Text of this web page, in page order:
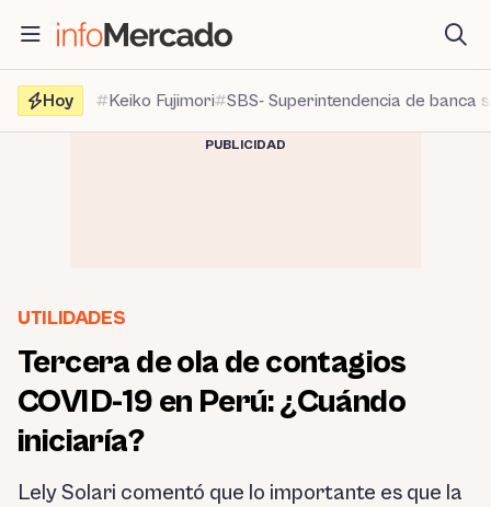
contenido
Hoy
Keiko Fujimori SBS- Superintendencia de banca
PUBLICIDAD
UTILIDADES
Tercera de ola de contagios
COVID-19 en Perú: ¿Cuándo
iniciaría?
Lely Solari comentó que lo importante es que la